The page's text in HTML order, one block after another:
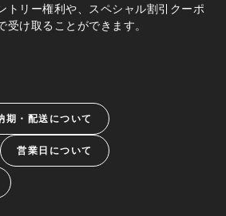
トリー権利や、スペシャル割引クーポ
け取ることができます。
期・配送について
営業日について